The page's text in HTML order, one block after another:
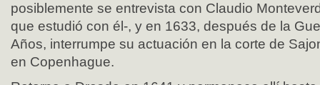
posiblemente se entrevista con Claudio
que estudió con él-, y en 1633, después de la
Años, interrumpe su actuación en la corte de
en Copenhague.